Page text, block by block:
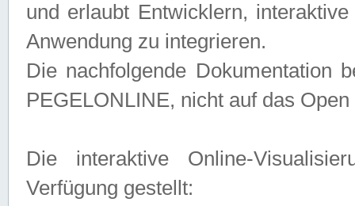
und erlaubt Entwicklern,
Anwendung zu integrieren.
Die nachfolgende Dokumentation
PEGELONLINE, nicht auf das
Die interaktive Online-
Verfügung gestellt: